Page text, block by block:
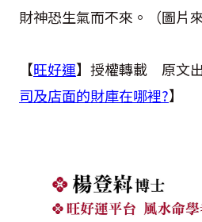
財神恐生氣而不來。（圖片
【旺好運】授權轉載 原文
司及店面的財庫在哪裡?】